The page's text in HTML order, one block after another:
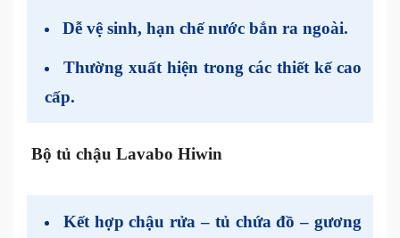
Dễ vệ sinh, hạn chế nước bắn ra ngoài.
Thường xuất hiện trong các thiết kế cao
cấp.
Bộ tủ chậu Lavabo Hiwin
Kết hợpchậu rửa – tủ chứa đồ – gương